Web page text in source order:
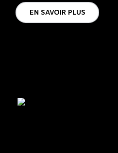
EN SAVOIR PLUS